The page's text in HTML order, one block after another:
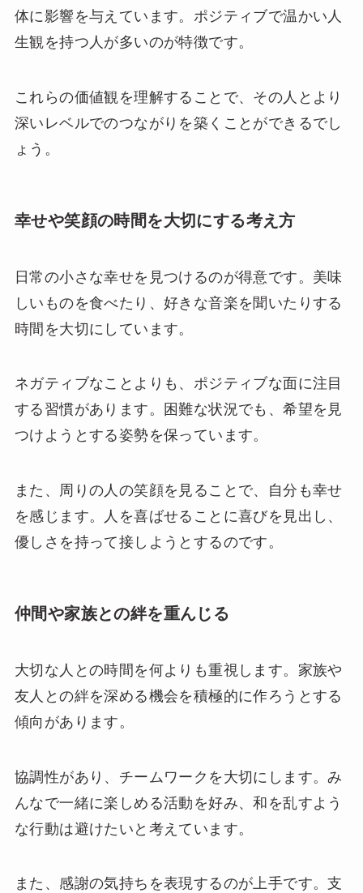
体に影響を与えています。ポジティブで温かい人
生観を持つ人が多いのが特徴です。
これらの価値観を理解することで、その人とより
深いレベルでのつながりを築くことができるでし
ょう。
幸せや笑顔の時間を大切にする考え方
日常の小さな幸せを見つけるのが得意です。美味
しいものを食べたり、好きな音楽を聞いたりする
時間を大切にしています。
ネガティブなことよりも、ポジティブな面に注目
する習慣があります。困難な状況でも、希望を見
つけようとする姿勢を保っています。
また、周りの人の笑顔を見ることで、自分も幸せ
を感じます。人を喜ばせることに喜びを見出し、
優しさを持って接しようとするのです。
仲間や家族との絆を重んじる
大切な人との時間を何よりも重視します。家族や
友人との絆を深める機会を積極的に作ろうとする
傾向があります。
協調性があり、チームワークを大切にします。み
んなで一緒に楽しめる活動を好み、和を乱すよう
な行動は避けたいと考えています。
また、感謝の気持ちを表現するのが上手です。支